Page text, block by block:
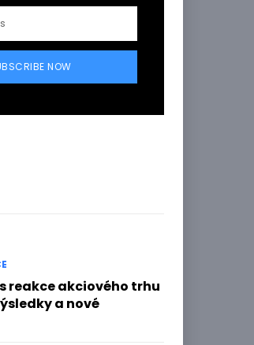
NOW
reakce akciového trhu
a nové